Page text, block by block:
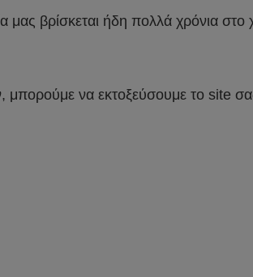
μας βρίσκεται ήδη πολλά χρόνια
μπορούμε να εκτοξεύσουμε το site